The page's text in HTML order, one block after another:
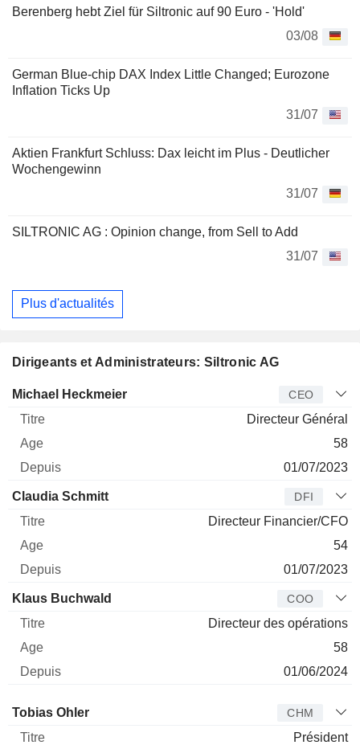
Berenberg hebt Ziel für Siltronic auf 90 Euro - 'Hold'
03/08
German Blue-chip DAX Index Little Changed; Eurozone
Inflation Ticks Up
31/07
Aktien Frankfurt Schluss: Dax leicht im Plus - Deutlicher
Wochengewinn
31/07
SILTRONIC AG : Opinion change, from Sell to Add
31/07
Plus d'actualités
Dirigeants et Administrateurs: Siltronic AG
Dirigeant Titre Age
Michael Heckmeier CEO
Directeur Général
58
01/07/2023
Claudia Schmitt DFI
Directeur Financier/CFO
54
01/07/2023
Klaus Buchwald COO
Directeur des opérations
58
01/06/2024
Administrateur
Tobias Ohler CHM
Président